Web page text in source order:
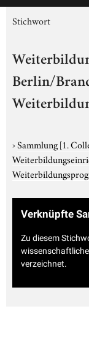
Stichwort
Berlin/
›Sammlung[1.
Verknüpfte
Zu diesem
verzeichnet.